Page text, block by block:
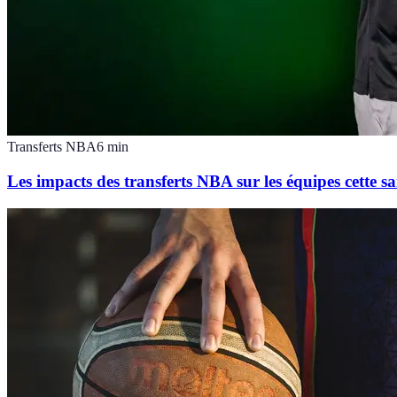
Transferts NBA6 min
Les impacts des transferts NBA sur les équipes cette